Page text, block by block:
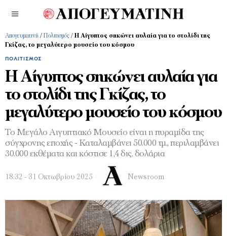
Απογευματινή / Πολιτισμός / Η Αίγυπτος σηκώνει αυλαία για το στολίδι της
Γκίζας, το μεγαλύτερο μουσείο του κόσμου
ΠΟΛΙΤΙΣΜΌΣ
Η Αίγυπτος σηκώνει αυλαία για
το στολίδι της Γκίζας, το
μεγαλύτερο μουσείο του κόσμου
To Μεγάλο Aιγυπτιακό Μουσείο είναι η πυραμίδα της
σύγχρονης εποχής - Καταλαμβάνει 50.000 τμ., περιλαμβάνει
30.000 εκθέματα και κόστισε 1,4 δις. δολάρια
18:32 - 31 Οκτωβρίου 2025 Newsroom